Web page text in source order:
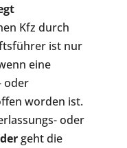
Kfz durch
ist nur
eine
oder
worden ist.
oder
geht die